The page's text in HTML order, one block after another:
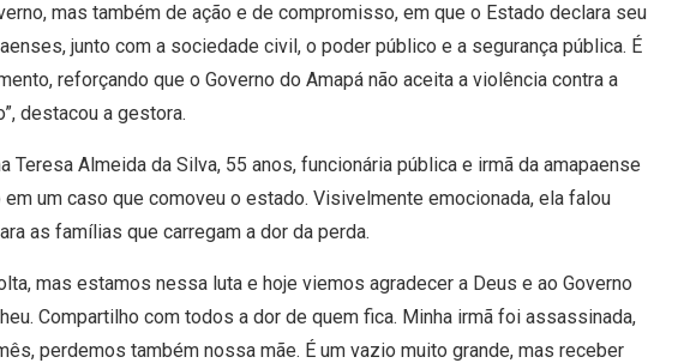
mas também de ação e de compromisso, em que o Estado declara seu
junto com a sociedade civil, o poder público e a segurança pública. É
reforçando que o Governo do Amapá não aceita a violência contra a
destacou a gestora.
Teresa Almeida da Silva, 55 anos, funcionária pública e irmã da amapaense
um caso que comoveu o estado. Visivelmente emocionada, ela falou
as famílias que carregam a dor da perda.
mas estamos nessa luta e hoje viemos agradecer a Deus e ao Governo
Compartilho com todos a dor de quem fica. Minha irmã foi assassinada,
perdemos também nossa mãe. É um vazio muito grande, mas receber